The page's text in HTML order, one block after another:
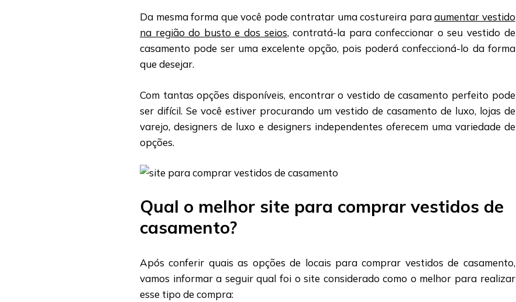
Da mesma forma que você pode contratar uma costureira paraaumentar vestido
na região do busto e dos seios, contratá-la para confeccionar o seu vestido de
casamento pode ser uma excelente opção, pois poderá confeccioná-lo da forma
que desejar.
Com tantas opções disponíveis, encontrar o vestido de casamento perfeito pode
ser difícil. Se você estiver procurando um vestido de casamento de luxo, lojas de
varejo, designers de luxo e designers independentes oferecem uma variedade de
opções.
Qual o melhor site para comprar vestidos de
casamento?
Após conferir quais as opções de locais para comprar vestidos de casamento,
vamos informar a seguir qual foi o site considerado como o melhor para realizar
esse tipo de compra: